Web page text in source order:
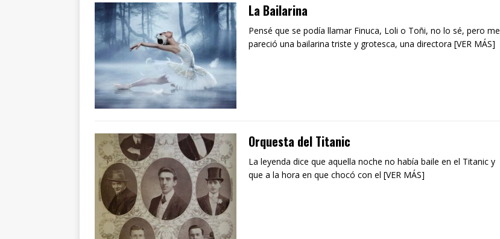
La Bailarina
Pensé que se podía llamar Finuca, Loli o Toñi, no lo sé, pero me
pareció una bailarina triste y grotesca, una directora [VER MÁS]
Orquesta del Titanic
La leyenda dice que aquella noche no había baile en el Titanic y
que a la hora en que chocó con el [VER MÁS]